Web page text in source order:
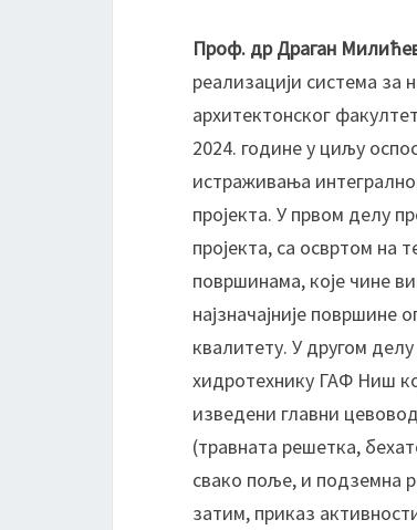
Проф. др Драган
реализацији система за
архитектонског
2024. године у циљу
истраживања
пројекта. У првом делу
пројекта, са освртом на
површинама, које чине
најзначајније
квалитету. У другом
хидротехнику ГАФ Ниш
изведени главни
(травната решетка,
свако поље, и подземна
затим, приказ